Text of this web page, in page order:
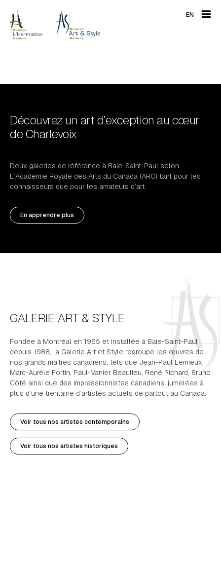
EN
Découvrez un art d’exception au cœur
de Charlevoix
Deux galeries de référence à Baie-Saint-Paul selon
L’Académie Royale des Arts du Canada (ARC) tant pour les
connaisseurs que pour les amateurs d’art.
En apprendre plus
GALERIE ART & STYLE
Fondée à Montréal en 1965 et installée à Baie-Saint-Paul
depuis 1988, la Galerie Art et Style regroupe les œuvres de
nos grands maîtres canadiens, tels que Jean-Paul Lemieux,
Marc-Aurèle Fortin, Paul-Vanier Beaulieu, René Richard, Bruno
Côté ainsi que des impressionnistes canadiens, jumelées à
plus d’une trentaine d’artistes actuels de partout au Canada.
Voir tous nos artistes contemporains
Voir tous nos artistes historiques